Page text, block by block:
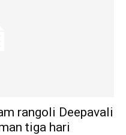
rangoli Deepavali
tiga hari